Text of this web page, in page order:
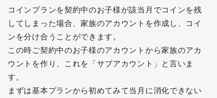
コインプランを契約中のお子様が該当月でコインを残
してしまった場合、家族のアカウントを作成し、コイ
ンを分け合うことができます。
この時ご契約中のお子様のアカウントから家族のアカ
ウントを作り、これを「サブアカウント」と言いま
す。
まずは基本プランから初めてみて当月に消化できない